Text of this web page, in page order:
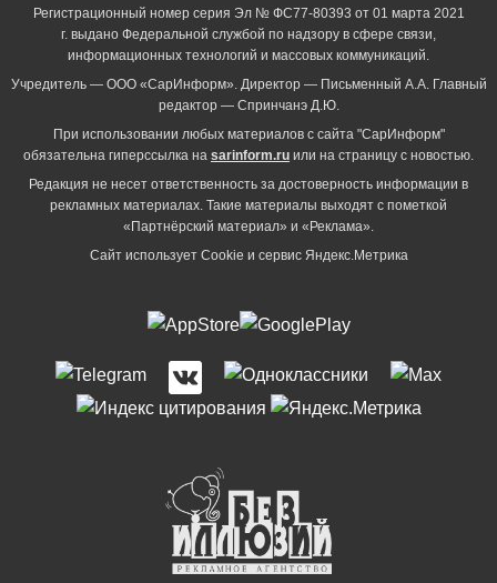
Регистрационный номер серия Эл № ФС77-80393 от 01 марта 2021
г. выдано Федеральной службой по надзору в сфере связи,
информационных технологий и массовых коммуникаций.
Учредитель — ООО «СарИнформ». Директор — Письменный А.А. Главный
редактор — Спринчанэ Д.Ю.
При использовании любых материалов с сайта "СарИнформ"
обязательна гиперссылка на sarinform.ru или на страницу с новостью.
Редакция не несет ответственность за достоверность информации в
рекламных материалах. Такие материалы выходят с пометкой
«Партнёрский материал» и «Реклама».
Сайт использует Cookie и сервиc Яндекс.Метрика